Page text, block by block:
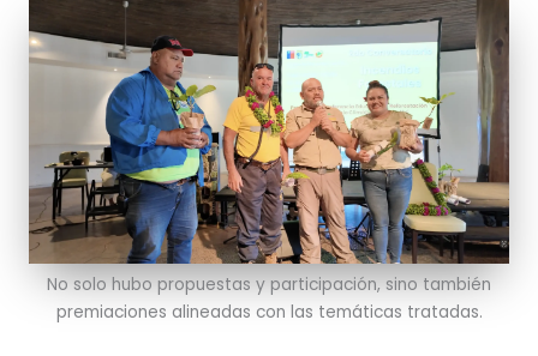
No solo hubo propuestas y participación, sino también
premiaciones alineadas con las temáticas tratadas.